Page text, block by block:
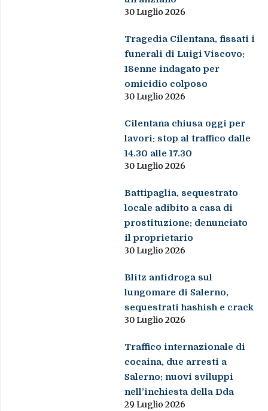
30 Luglio 2026
Tragedia Cilentana, fissati i
funerali di Luigi Viscovo:
18enne indagato per
omicidio colposo
30 Luglio 2026
Cilentana chiusa oggi per
lavori: stop al traffico dalle
14.30 alle 17.30
30 Luglio 2026
Battipaglia, sequestrato
locale adibito a casa di
prostituzione: denunciato
il proprietario
30 Luglio 2026
Blitz antidroga sul
lungomare di Salerno,
sequestrati hashish e crack
30 Luglio 2026
Traffico internazionale di
cocaina, due arresti a
Salerno: nuovi sviluppi
nell’inchiesta della Dda
29 Luglio 2026